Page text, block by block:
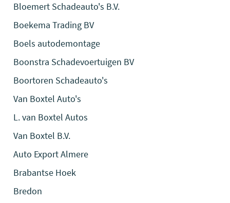
Bloemert Schadeauto's B.V.
Boekema Trading BV
Boels autodemontage
Boonstra Schadevoertuigen BV
Boortoren Schadeauto's
Van Boxtel Auto's
L. van Boxtel Autos
Van Boxtel B.V.
Auto Export Almere
Brabantse Hoek
Bredon